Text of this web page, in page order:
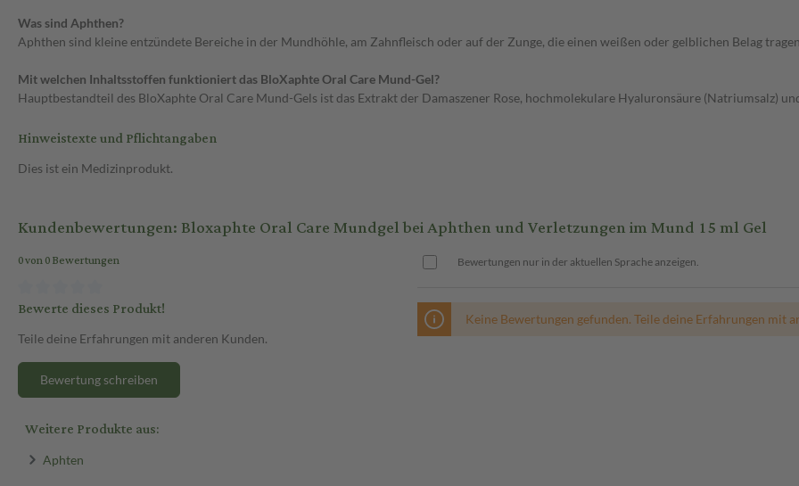
Was sind Aphthen?
Aphthen sind kleine entzündete Bereiche in der Mundhöhle, am Zahnfleisch oder auf der Zunge, die einen weißen oder gelblichen Belag
Mit welchen Inhaltsstoffen funktioniert das BloXaphte Oral Care Mund-Gel?
Hauptbestandteil des BloXaphte Oral Care Mund-Gels ist das Extrakt der Damaszener Rose, hochmolekulare Hyaluronsäure (Natriumsalz)
Hinweistexte und Pflichtangaben
Dies ist ein Medizinprodukt.
Kundenbewertungen: Bloxaphte Oral Care Mundgel bei Aphthen und Verletzungen im Mund 15 ml Gel
0 von 0 Bewertungen
Bewerte dieses Produkt!
Teile deine Erfahrungen mit anderen Kunden.
Bewertung schreiben
Bewertungen nur in der aktuellen Sprache anzeigen.
Keine Bewertungen gefunden. Teile deine Erfahrungen mit
Weitere Produkte aus:
Aphten